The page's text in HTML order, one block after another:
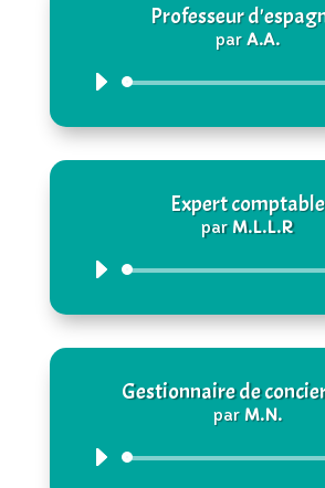
Professeur
parA.A.
Lecteur
Expert comptable
parM.L.L.R
Lecteur
Gestionnaire de
par M.N.
Lecteur